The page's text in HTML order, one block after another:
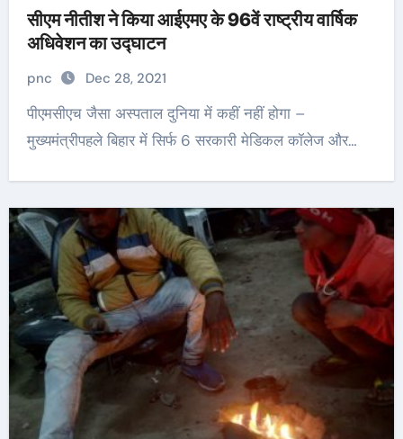
सीएम नीतीश ने किया आईएमए के 96वें राष्ट्रीय वार्षिक
अधिवेशन का उद्घाटन
pnc Dec 28, 2021
पीएमसीएच जैसा अस्पताल दुनिया में कहीं नहीं होगा –
मुख्यमंत्रीपहले बिहार में सिर्फ 6 सरकारी मेडिकल कॉलेज और…